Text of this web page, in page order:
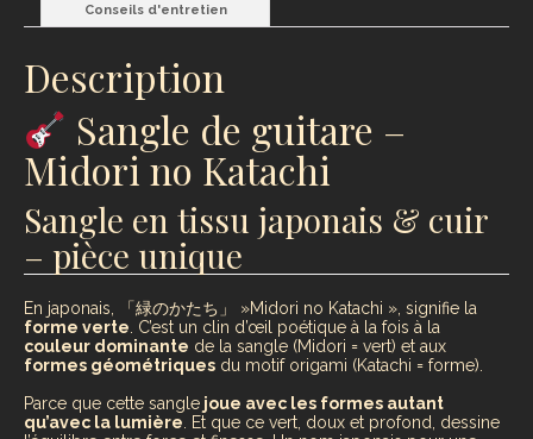
Conseils d'entretien
Description
Sangle de guitare –
Midori no Katachi
Sangle en tissu japonais & cuir
– pièce unique
En japonais, 「緑のかたち」 »Midori no Katachi », signifie la
forme verte . C’est un clin d’œil poétique à la fois à la
couleur dominante de la sangle (Midori = vert) et aux
formes géométriques du motif origami (Katachi = forme).
Parce que cette sangle joue avec les formes autant
qu’avec la lumière . Et que ce vert, doux et profond, dessine